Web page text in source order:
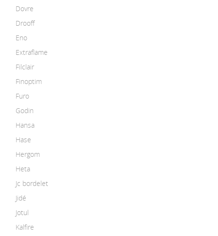
Dovre
Drooff
Eno
Extraflame
Filclair
Finoptim
Furo
Godin
Hansa
Hase
Hergom
Heta
Jc bordelet
Jidé
Jotul
Kalfire